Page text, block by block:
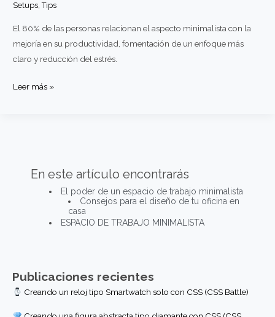
Setups,Tips
El 80% de las personas relacionan el aspecto minimalista con la
mejoría en su productividad, fomentación de un enfoque más
claro y reducción del estrés.
El
trabajo
minimalista
Leer más »
En este artículo encontrarás
El poder de un espacio de trabajo minimalista
Consejos para el diseño de tu oficina en
casa
ESPACIO DE TRABAJO MINIMALISTA
Publicaciones recientes
Creando un reloj tipo Smartwatch solo con CSS (CSS Battle)